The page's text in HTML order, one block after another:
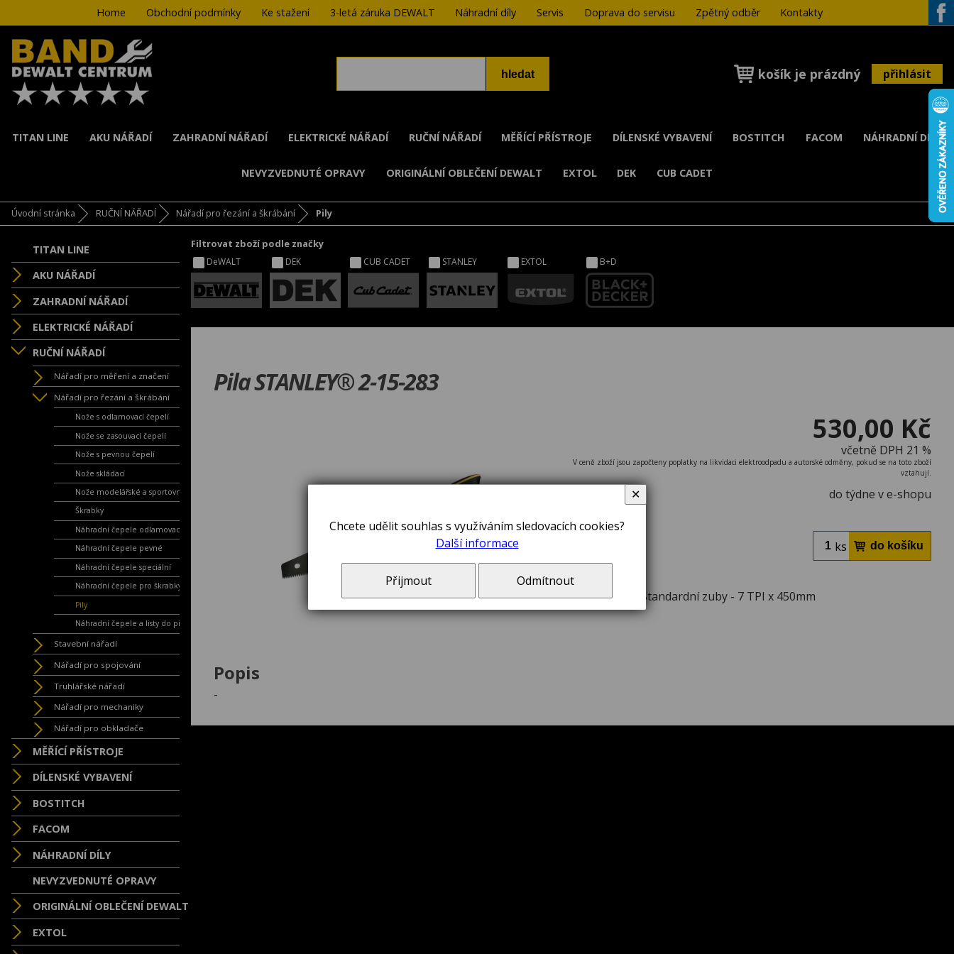
Home Obchodní podmínky Ke stažení 3-letá záruka DEWALT Náhradní díly Servis Doprava do servisu Zpětný odběr
Kontakty
košík je prázdný přihlásit
TITAN LINE AKU NÁŘADÍ ZAHRADNÍ NÁŘADÍ ELEKTRICKÉ NÁŘADÍ RUČNÍ NÁŘADÍ MĚŘÍCÍ PŘÍSTROJE DÍLENSKÉ VYBAVENÍ BOSTITCH FACOM NÁHRADNÍ DÍLY
NEVYZVEDNUTÉ OPRAVY ORIGINÁLNÍ OBLEČENÍ DEWALT EXTOL DEK CUB CADET
Úvodní stránka RUČNÍ NÁŘADÍ Nářadí pro řezání a škrábání Pily
TITAN LINE
AKU NÁŘADÍ
ZAHRADNÍ NÁŘADÍ
ELEKTRICKÉ NÁŘADÍ
RUČNÍ NÁŘADÍ
Nářadí pro měření a značení
Nářadí pro řezání a škrábání
Nože s odlamovací čepelí
Nože se zasouvací čepelí
Nože s pevnou čepelí
Nože skládací
Nože modelářské a sportovní
Škrabky
Náhradní čepele odlamovací
Náhradní čepele pevné
Náhradní čepele speciální
Náhradní čepele pro škrabky
Pily
Náhradní čepele a listy do pil
Stavební nářadí
Nářadí pro spojování
Truhlářské nářadí
Nářadí pro mechaniky
Nářadí pro obkladače
MĚŘÍCÍ PŘÍSTROJE
DÍLENSKÉ VYBAVENÍ
BOSTITCH
FACOM
NÁHRADNÍ DÍLY
NEVYZVEDNUTÉ OPRAVY
ORIGINÁLNÍ OBLEČENÍ DEWALT
EXTOL
Filtrovat zboží podle značky
DeWALT DEK CUB CADET STANLEY EXTOL B+D
Pila STANLEY® 2-15-283
530,00 Kč
včetně DPH 21 %
V ceně zboží jsou započteny poplatky na likvidaci elektroodpadu a autorské odměny, pokud se na toto zboží
vztahují.
do týdne v e-shopu
ks
Pila JET CUT Standardní zuby - 7 TPI x 450mm
Popis
-
Chcete udělit souhlas s využíváním sledovacích cookies?
Další informace
Přijmout Odmítnout
✕